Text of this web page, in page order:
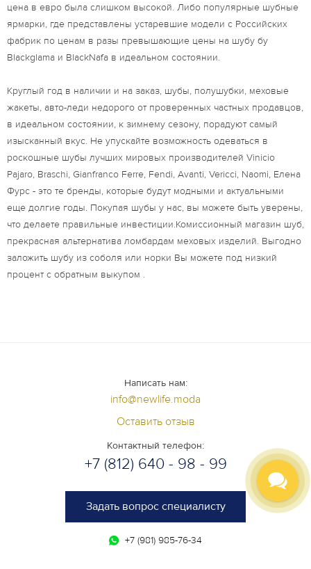
цена в евро была слишком высокой. Либо популярные шубные
ярмарки, где представлены устаревшие модели с Российских
фабрик по ценам в разы превышающие цены на шубу бу
Blackglama и BlackNafa в идеальном состоянии.
Круглый год в наличии и на заказ, шубы, полушубки, меховые
жакеты, авто-леди недорого от проверенных частных продавцов,
в идеальном состоянии, к зимнему сезону, порадуют самый
изысканный вкус. Не упускайте возможность одеваться в
роскошные шубы лучших мировых производителей Vinicio
Pajaro, Braschi, Gianfranco Ferre, Fendi, Avanti, Vericci, Naomi, Елена
Фурс - это те бренды, которые будут модными и актуальными
еще долгие годы. Покупая шубы у нас, вы можете быть уверены,
что делаете правильные инвестиции.Комиссионный магазин шуб,
прекрасная альтернатива ломбардам меховых изделий. Выгодно
заложить шубу из соболя или норки Вы можете под низкий
процент с обратным выкупом .
Написать нам:
info@newlife.moda
Оставить отзыв
Контактный телефон:
+7 (812) 640 - 98 - 99
Задать вопрос специалисту
+7 (981) 985-76-34